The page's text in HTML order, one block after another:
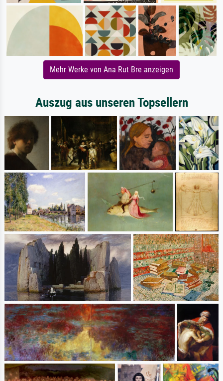
Mehr Werke von Ana Rut Bre anzeigen
Auszug aus unseren Topsellern